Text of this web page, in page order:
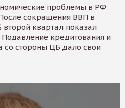
проблемы в РФ
сокращения ВВП в
квартал показал
кредитования и
со стороны ЦБ дало свои